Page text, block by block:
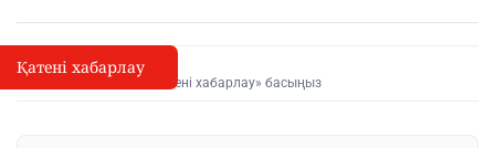
I
Қате туралы хабарлау
Мәтінді белгілеп, «Қатені хабарлау» басыңыз
Қатені хабарлау